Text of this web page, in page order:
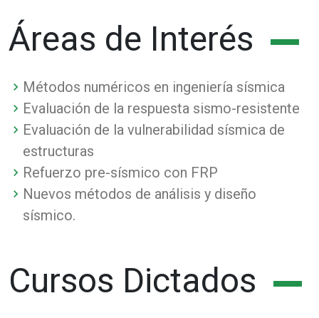
Áreas de Interés
Métodos numéricos en ingeniería sísmica
Evaluación de la respuesta sismo-resistente
Evaluación de la vulnerabilidad sísmica de
estructuras
Refuerzo pre-sísmico con FRP
Nuevos métodos de análisis y diseño
sísmico.
Cursos Dictados